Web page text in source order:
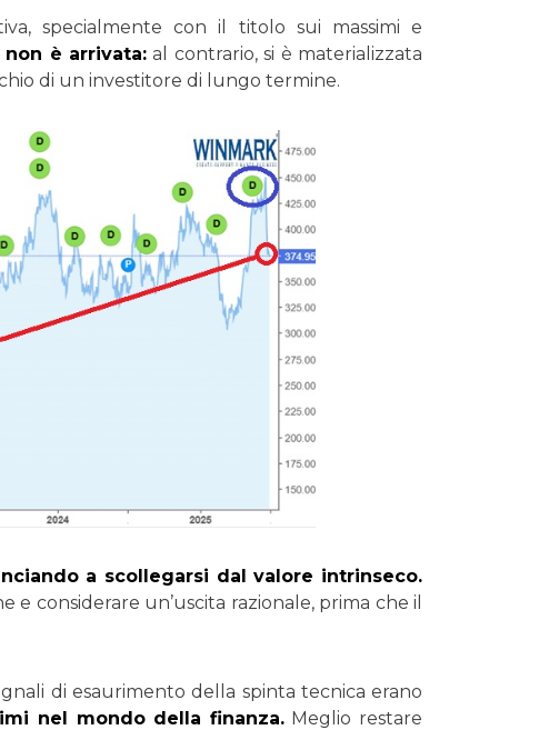
specialmente con il titolo sui massimi e
è arrivata: al contrario, si è materializzata
di un investitore di lungo termine.
a scollegarsi dal valore intrinseco.
considerare un’uscita razionale, prima che il
di esaurimento della spinta tecnica erano
nel mondo della finanza.Meglio restare